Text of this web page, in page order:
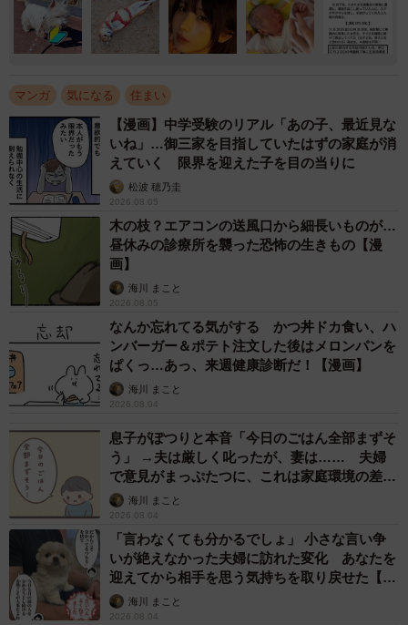
マンガ 気になる 住まい
【漫画】中学受験のリアル「あの子、最近見な
いね」…御三家を目指していたはずの家庭が消
えていく 限界を迎えた子を目の当りに
松波 穂乃圭
2026.08.05
木の枝？エアコンの送風口から細長いものが…
昼休みの診療所を襲った恐怖の生きもの【漫
画】
海川 まこと
2026.08.05
なんか忘れてる気がする かつ丼ドカ食い、ハ
ンバーガー＆ポテト注文した後はメロンパンを
ぱくっ…あっ、来週健康診断だ！【漫画】
海川 まこと
2026.08.04
息子がぽつりと本音「今日のごはん全部まずそ
う」 →夫は厳しく叱ったが、妻は…… 夫婦
で意見がまっぷたつに、これは家庭環境の差？
【漫画】
海川 まこと
2026.08.04
「言わなくても分かるでしょ」 小さな言い争
いが絶えなかった夫婦に訪れた変化 あなたを
迎えてから相手を思う気持ちを取り戻せた【漫
画】海川 まこと
2026.08.04